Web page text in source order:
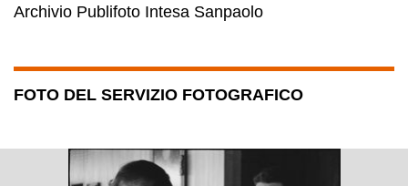
Archivio Publifoto Intesa Sanpaolo
FOTO DEL SERVIZIO FOTOGRAFICO